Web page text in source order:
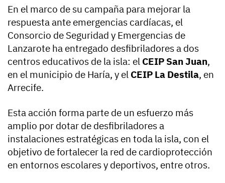
En el marco de su campaña para mejorar la
respuesta ante emergencias cardíacas, el
Consorcio de Seguridad y Emergencias de
Lanzarote ha entregado desfibriladores a dos
centros educativos de la isla: el CEIP San Juan,
en el municipio de Haría, y el CEIP La Destila, en
Arrecife.
Esta acción forma parte de un esfuerzo más
amplio por dotar de desfibriladores a
instalaciones estratégicas en toda la isla, con el
objetivo de fortalecer la red de cardioprotección
en entornos escolares y deportivos, entre otros.